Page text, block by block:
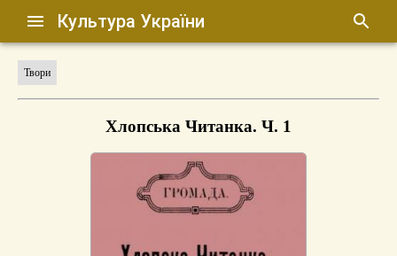
Культура України
Твори
Хлопська Читанка. Ч. 1